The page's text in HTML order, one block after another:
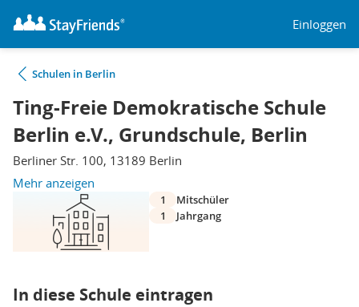
Einloggen
Schulen in Berlin
Ting-Freie Demokratische Schule
Berlin e.V., Grundschule, Berlin
Berliner Str. 100, 13189 Berlin
Mehr anzeigen
1
Mitschüler
1
Jahrgang
In diese Schule eintragen